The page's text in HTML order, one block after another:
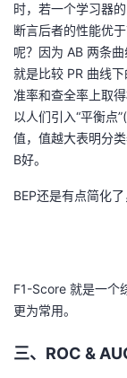
时，若一个学习器
断言后者的性能优
呢？因为 AB 两条
就是比较 PR 曲线
准率和查全率上取
以人们引入“平衡点
值，值越大表明分
B好。
BEP还是有点简化了
F1-Score 就是一个
更为常用。
三、ROC &